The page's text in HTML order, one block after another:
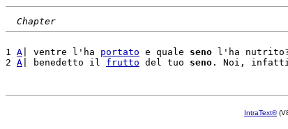
Chapter
1 A | ventre l'ha portato e quale seno l'ha
2 A | benedetto il frutto del tuo seno
IntraText®